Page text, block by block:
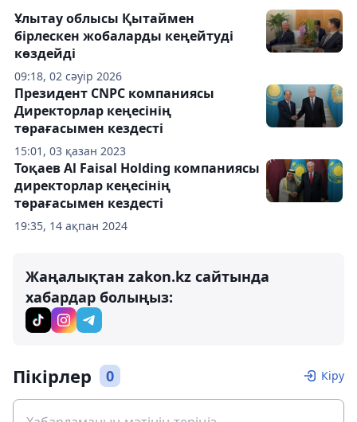
09:18, 02 сәуір 2026
Ұлытау облысы Қытаймен
бірлескен жобаларды кеңейтуді
көздейді
15:01, 03 қазан 2023
Президент CNPC компаниясы
Директорлар кеңесінің
төрағасымен кездесті
19:35, 14 ақпан 2024
Тоқаев Al Faisal Holding компаниясы
директорлар кеңесінің
төрағасымен кездесті
Жаңалықтан zakon.kz сайтында
хабардар болыңыз:
Пікірлер 0 Кіру